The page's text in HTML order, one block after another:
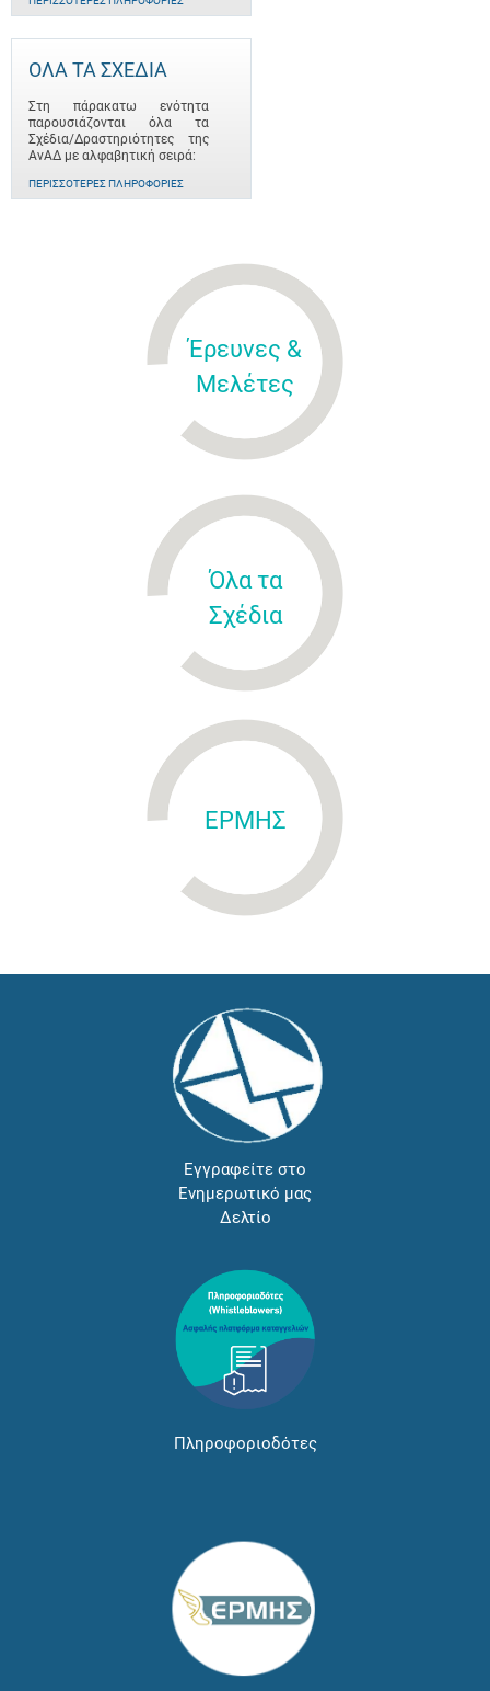
ΟΛΑ ΤΑ ΣΧΕΔΙΑ
Στη πάρακατω ενότητα
παρουσιάζονται όλα τα
Σχέδια/Δραστηριότητες της
ΑνΑΔ με αλφαβητική σειρά:
ΠΕΡΙΣΣΌΤΕΡΕΣ ΠΛΗΡΟΦΟΡΊΕΣ
Έρευνες &
Μελέτες
Όλα τα
Σχέδια
ΕΡΜΗΣ
Εγγραφείτε στο
Ενημερωτικό μας
Δελτίο
Πληροφοριοδότες